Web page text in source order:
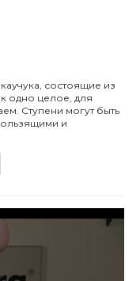
состоящие из
одно целое, для
Ступени могут быть
и